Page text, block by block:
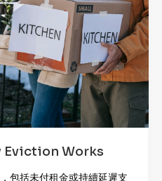
Eviction Works
包括未付租金或持續延遲支